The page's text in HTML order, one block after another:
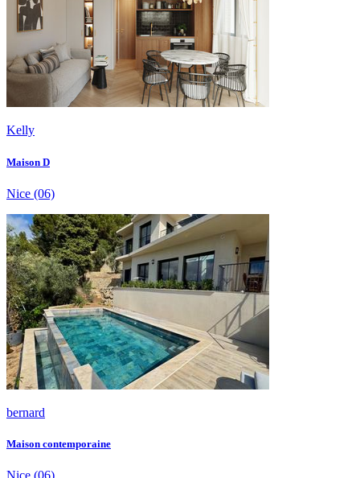
Kelly
Maison D
Nice (06)
bernard
Maison contemporaine